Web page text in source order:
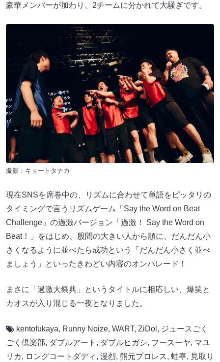
豪華メンバーが加わり、2チームに分かれて大騒ぎです。
撮影：キョートタナカ
現在SNSを席巻中の、リズムに合わせて単語をピッタリの
タイミングで言うリズムゲーム「Say the Word on Beat
Challenge」の過激バージョン「過激！ Say the Word on
Beat！」をはじめ、股間の大きい人から順に、だんだん小
さくなるように並べたら成功という「だんだん小さく並べ
ましょう」といったきわどい内容のオンパレード！
まさに「過激大祭典」というタイトルに相応しい、爆笑と
カオスが入り混じる一夜となりました。
kentofukaya, Runny Noize, WART, ZiDol , ジュースごく
ごく倶楽部, ダブルアート , ダブルヒガシ, フースーヤ, マユ
リカ, ロングコートダディ , 漫烈, 熊元プロレス, 蛙亭, 見取り